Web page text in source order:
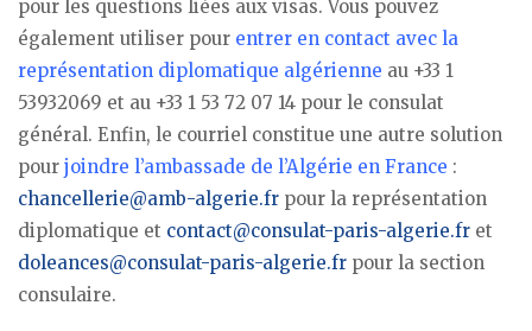
pour les questions liées aux visas. Vous pouvez
également utiliser pour entrer en contact avec la
représentation diplomatique algérienne au +33 1
53932069 et au +33 1 53 72 07 14 pour le consulat
général. Enfin, le courriel constitue une autre solution
pour joindre l’ambassade de l’Algérie en France :
chancellerie@amb-algerie.fr pour la représentation
diplomatique et contact@consulat-paris-algerie.fr et
doleances@consulat-paris-algerie.fr pour la section
consulaire.